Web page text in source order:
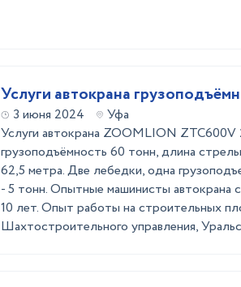
Услуги автокрана
3 июня 2024
Уфа
Услуги автокрана ZOOMLION ZTC600V
грузоподъёмность 60 тонн, длина
62,5 метра. Две лебедки, одна
- 5 тонн. Опытные машинисты автокрана
10 лет. Опыт работы на строительных
Шахтостроительного управления,